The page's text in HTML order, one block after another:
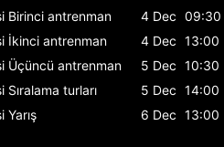
Birinci antrenman 4 Dec 09:30
İkinci antrenman 4 Dec 13:00
Üçüncü antrenman 5 Dec 10:30
Sıralama turları 5 Dec 14:00
Yarış 6 Dec 13:00